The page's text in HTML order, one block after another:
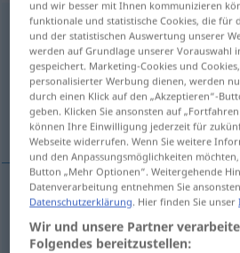
Entrüstung f
Übersicht aller
(Für mehr Details die Übersetzung
upprördhet, indignation
upprördhet,indignation
und wir besser mit Ihnen kommunizieren
funktionale und statistische Cookies, die für
und der statistischen Auswertung unserer
werden auf Grundlage unserer Vorauswahl
gespeichert. Marketing-Cookies und
personalisierter Werbung dienen, werden
durch einen Klick auf den „Akzeptieren“-
geben. Klicken Sie ansonsten auf
können Ihre Einwilligung jederzeit für
Webseite widerrufen. Wenn Sie weitere
und den Anpassungsmöglichkeiten
Button „Mehr Optionen“. Weitergehende
Datenverarbeitung entnehmen Sie
Datenschutzerklärung. Hier finden Sie unser
Wir und unsere Partner
Folgendes bereitzustellen: